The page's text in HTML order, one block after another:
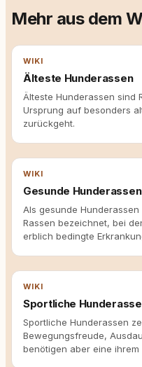
Mehr aus dem
WIKI
Älteste Hunderassen
Älteste Hunderassen sind
Ursprung auf besonders
zurückgeht.
WIKI
Gesunde Hunderassen
Als gesunde
Rassen bezeichnet, bei
erblich bedingte
WIKI
Sportliche
Sportliche Hunderassen
Bewegungsfreude,
benötigen aber eine